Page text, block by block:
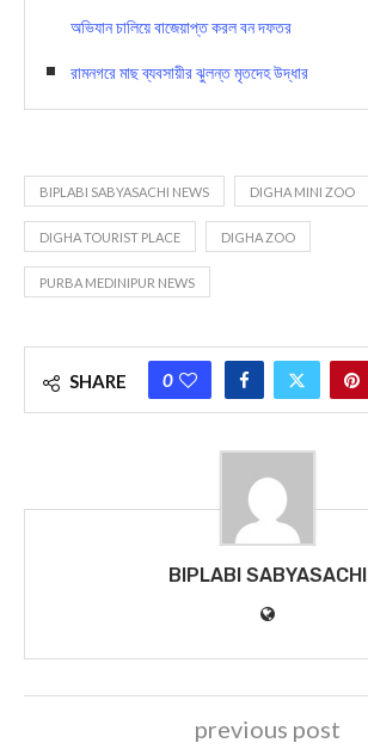
অভিযান চালিয়ে বাজেয়াপ্ত করল বন দফতর
রামনগরে মাছ ব্যবসায়ীর ঝুলন্ত মৃতদেহ উদ্ধার
BIPLABI SABYASACHI NEWS DIGHA MINI ZOO
DIGHA TOURIST PLACE DIGHA ZOO
PURBA MEDINIPUR NEWS
SHARE 0
BIPLABI SABYASACHI
previous post